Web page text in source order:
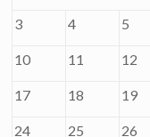
3 4 5
10 11 12
17 18 19
24 25 26